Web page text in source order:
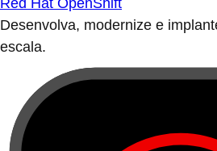
Red Hat OpenShift
Desenvolva, modernize e
escala.